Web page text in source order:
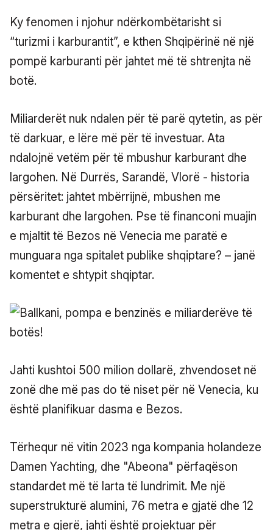
Ky fenomen i njohur ndërkombëtarisht si
“turizmi i karburantit”, e kthen Shqipërinë në një
pompë karburanti për jahtet më të shtrenjta në
botë.
Miliarderët nuk ndalen për të parë qytetin, as për
të darkuar, e lëre më për të investuar. Ata
ndalojnë vetëm për të mbushur karburant dhe
largohen. Në Durrës, Sarandë, Vlorë - historia
përsëritet: jahtet mbërrijnë, mbushen me
karburant dhe largohen. Pse të financoni muajin
e mjaltit të Bezos në Venecia me paratë e
munguara nga spitalet publike shqiptare? – janë
komentet e shtypit shqiptar.
Jahti kushtoi 500 milion dollarë, zhvendoset në
zonë dhe më pas do të niset për në Venecia, ku
është planifikuar dasma e Bezos.
Tërhequr në vitin 2023 nga kompania holandeze
Damen Yachting, dhe "Abeona" përfaqëson
standardet më të larta të lundrimit. Me një
superstrukturë alumini, 76 metra e gjatë dhe 12
metra e gjerë, jahti është projektuar për